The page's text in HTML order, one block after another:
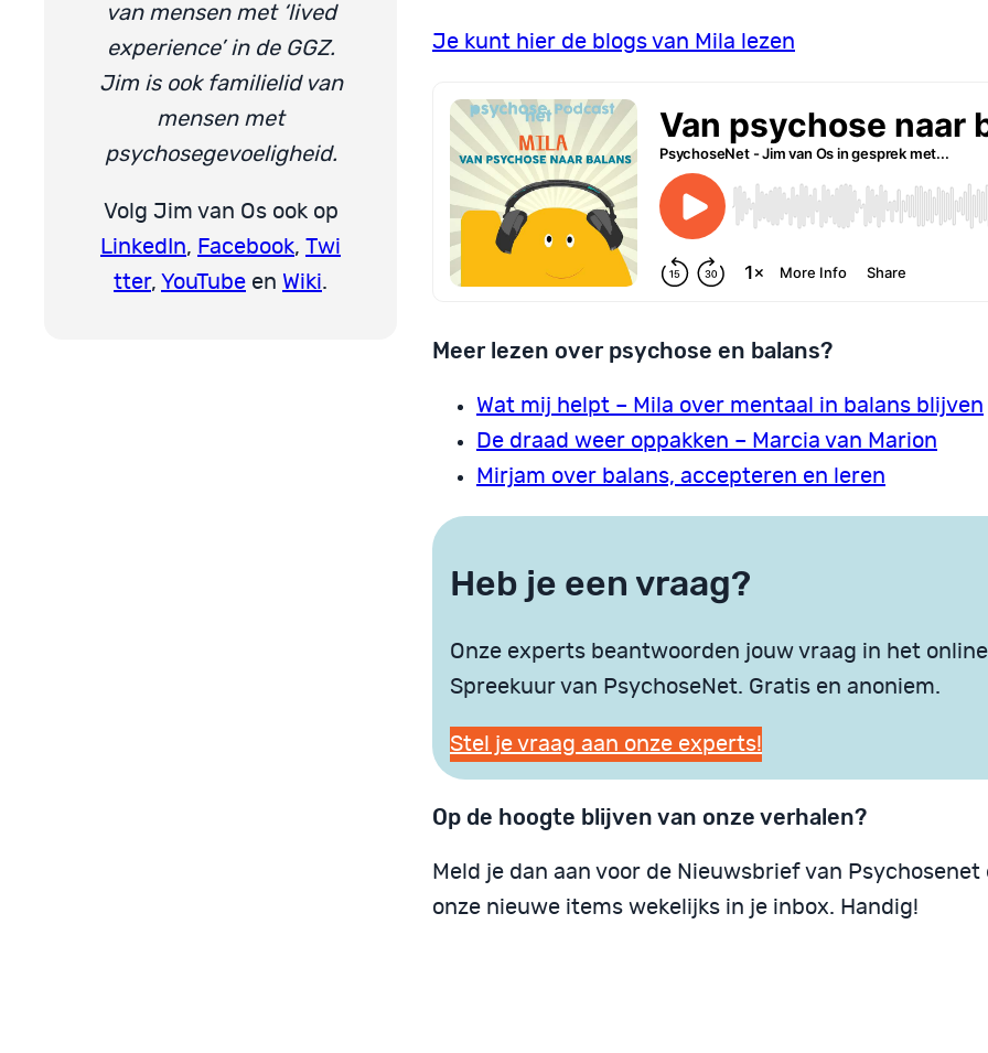
van mensen met ‘lived
experience’ in de GGZ.
Jim is ook familielid van
mensen met
psychosegevoeligheid.
Volg Jim van Os ook op
LinkedIn, Facebook, Twi
tter, YouTube en Wiki.
Je kunt hier de blogs van Mila lezen
Meer lezen over psychose en balans?
Wat mij helpt – Mila over mentaal in balans blijven
De draad weer oppakken – Marcia van Marion
Mirjam over balans, accepteren en leren
Heb je een vraag?
Onze experts beantwoorden jouw vraag in het online
Spreekuur van PsychoseNet. Gratis en anoniem.
Stel je vraag aan onze experts!
Op de hoogte blijven van onze verhalen?
Meld je dan aan voor de Nieuwsbrief van
onze nieuwe items wekelijks in je inbox. Handig!